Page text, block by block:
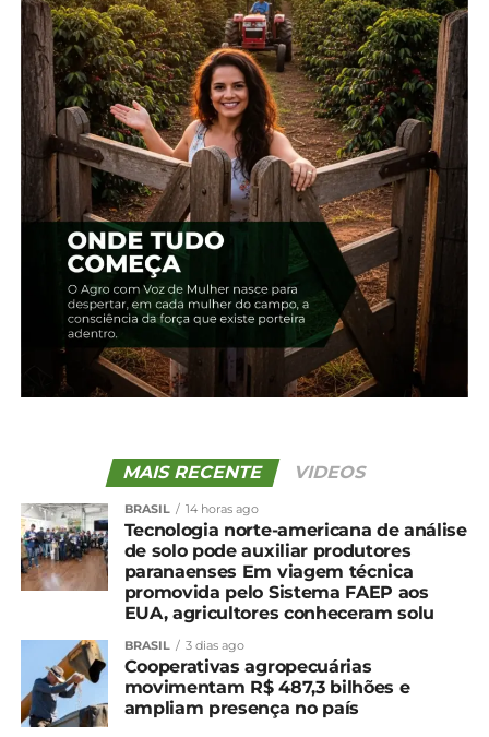
Compartilhe isso:
Facebook
MAIS RECENTE VIDEOS
BRASIL 14 horas ago
Tecnologia norte-americana de análise
de solo pode auxiliar produtores
paranaenses Em viagem técnica
promovida pelo Sistema FAEP aos
EUA, agricultores conheceram solu
BRASIL 3 dias ago
Cooperativas agropecuárias
movimentam R$ 487,3 bilhões e
ampliam presença no país